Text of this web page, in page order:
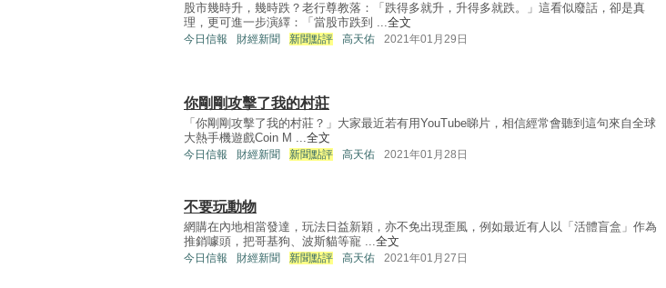
股市幾時升，幾時跌？老行尊教落：「跌得多就升，升得多就跌。」這看似廢話，卻是真
理，更可進一步演繹：「當股市跌到 ...全文
今日信報 財經新聞 新聞點評 高天佑 2021年01月29日
你剛剛攻擊了我的村莊
「你剛剛攻擊了我的村莊？」大家最近若有用YouTube睇片，相信經常會聽到這句來自全球
大熱手機遊戲Coin M ... 全文
今日信報 財經新聞 新聞點評 高天佑 2021年01月28日
不要玩動物
網購在內地相當發達，玩法日益新穎，亦不免出現歪風，例如最近有人以「活體盲盒」作為
推銷噱頭，把哥基狗、波斯貓等寵 ... 全文
今日信報 財經新聞 新聞點評 高天佑 2021年01月27日